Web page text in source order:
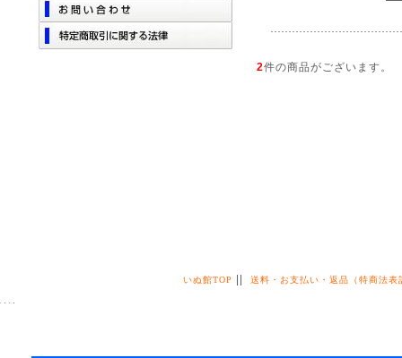
2件の商品がございます。
いぬ館TOP 送料・お支払い・返品（特商法表